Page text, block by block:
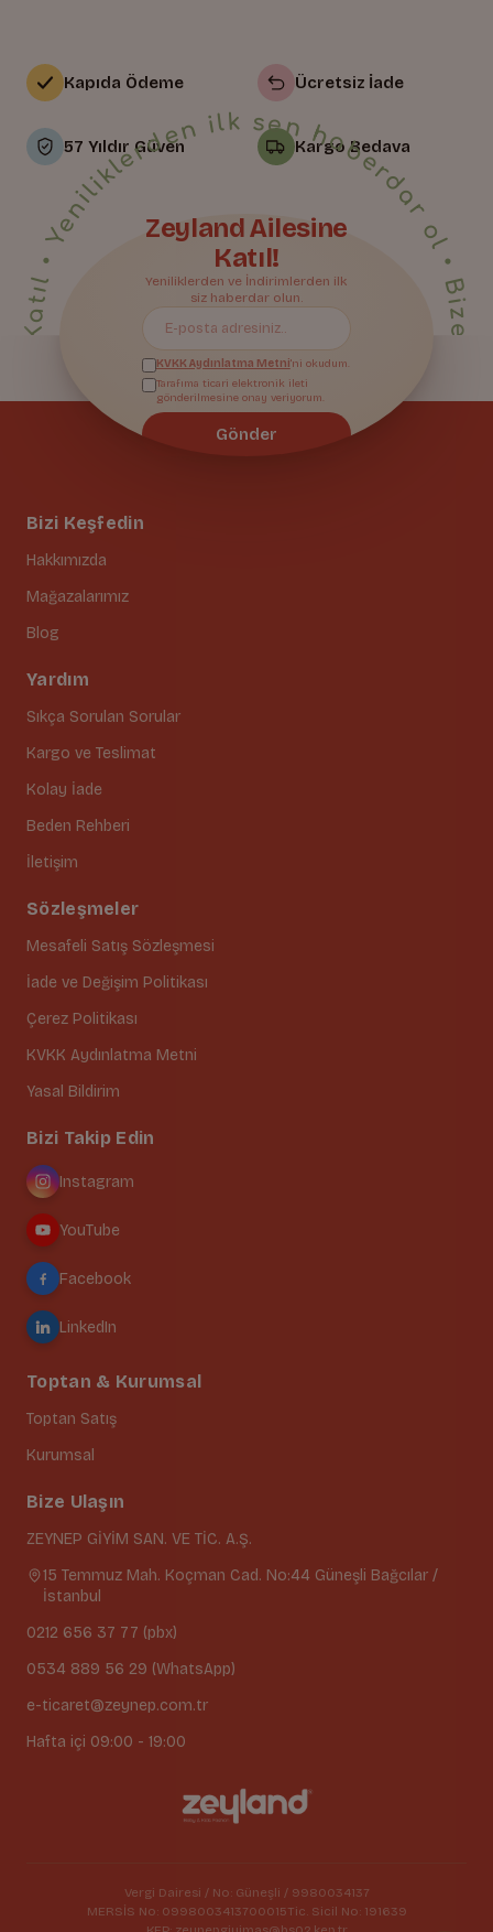
Kapıda Ödeme
57 Yıldır Güven
Ücretsiz İade
Kargo Bedava
Bizi Keşfedin
Hakkımızda
Mağazalarımız
Blog
Yardım
Sıkça Sorulan Sorular
Kargo ve Teslimat
Kolay İade
Beden Rehberi
İletişim
Sözleşmeler
Mesafeli Satış Sözleşmesi
İade ve Değişim Politikası
Çerez Politikası
KVKK Aydınlatma Metni
Yasal Bildirim
Bize Katıl• Yeniliklerden ilk sen haberdar ol • Bize Katıl • Yeniliklerden ilk sen haberdar ol • Bize Katıl • Yeniliklerden ilk sen haberdar ol • Bize Katıl • Yeniliklerden ilk sen haberdar ol • Bize Katıl • Yeniliklerden ilk sen haberdar ol • Bize Katıl • Yeniliklerden ilk sen haberdar ol • Bize Katıl • Yeniliklerden ilk sen haberdar ol • Bize Katıl • Yeniliklerden ilk sen haberdar ol • Bize Katıl • Yeniliklerden ilk sen haberdar ol • Bize Katıl • Yeniliklerden ilk sen haberdar ol • Bize Katıl • Yeniliklerden ilk sen haberdar ol • Bize Katıl • Yeniliklerden ilk sen haberdar ol • Bize Katıl • Yeniliklerden ilk sen haberdar ol • Bize Katıl • Yeniliklerden ilk sen haberdar ol • Bize Katıl • Yeniliklerden ilk sen haberdar ol •
Zeyland Ailesine
Katıl!
Yeniliklerden ve İndirimlerden ilk
siz haberdar olun.
KVKK Aydınlatma Metni'ni okudum.
Tarafıma ticari elektronik ileti
gönderilmesine onay veriyorum.
Gönder
Bizi Takip Edin
Instagram
YouTube
Facebook
LinkedIn
Toptan & Kurumsal
Toptan Satış
Kurumsal
Bize Ulaşın
ZEYNEP GİYİM SAN. VE TİC. A.Ş.
15 Temmuz Mah. Koçman Cad. No:44 Güneşli Bağcılar /
İstanbul
0212 656 37 77 (pbx)
0534 889 56 29 (WhatsApp)
e-ticaret@zeynep.com.tr
Hafta içi 09:00 - 19:00
Vergi Dairesi / No: Güneşli / 9980034137
MERSİS No: 0998003413700015Tic. Sicil No: 191639